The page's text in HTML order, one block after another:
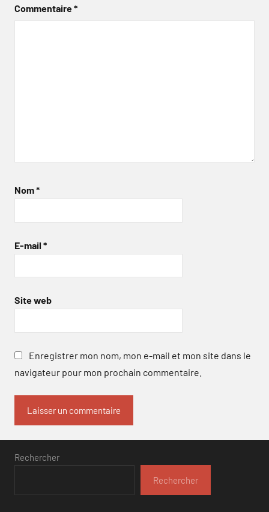
Commentaire*
Nom*
E-mail *
Site web
Enregistrer mon nom, mon e-mail et mon site dans le
navigateur pour mon prochain commentaire.
Rechercher
Rechercher